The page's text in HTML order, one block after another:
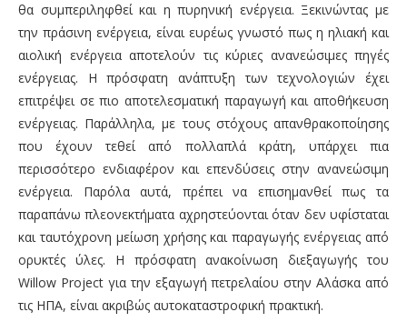
θα συμπεριληφθεί και η πυρηνική ενέργεια. Ξεκινώντας με
την πράσινη ενέργεια, είναι ευρέως γνωστό πως η ηλιακή και
αιολική ενέργεια αποτελούν τις κύριες ανανεώσιμες πηγές
ενέργειας. Η πρόσφατη ανάπτυξη των τεχνολογιών έχει
επιτρέψει σε πιο αποτελεσματική παραγωγή και αποθήκευση
ενέργειας. Παράλληλα, με τους στόχους απανθρακοποίησης
που έχουν τεθεί από πολλαπλά κράτη, υπάρχει πια
περισσότερο ενδιαφέρον και επενδύσεις στην ανανεώσιμη
ενέργεια. Παρόλα αυτά, πρέπει να επισημανθεί πως τα
παραπάνω πλεονεκτήματα αχρηστεύονται όταν δεν υφίσταται
και ταυτόχρονη μείωση χρήσης και παραγωγής ενέργειας από
ορυκτές ύλες. Η πρόσφατη ανακοίνωση διεξαγωγής του
Willow Project για την εξαγωγή πετρελαίου στην Αλάσκα από
τις ΗΠΑ, είναι ακριβώς αυτοκαταστροφική πρακτική.